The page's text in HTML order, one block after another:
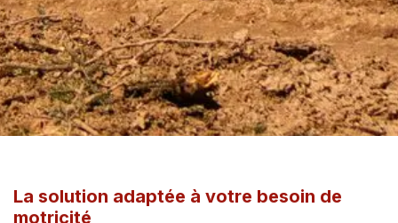
La solution adaptée à votre besoin de
motricité